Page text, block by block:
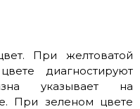
При желтоватой
диагностируют
указывает на
При зеленом цвете